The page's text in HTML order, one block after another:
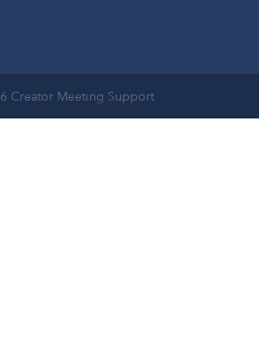
Creator Meeting Support